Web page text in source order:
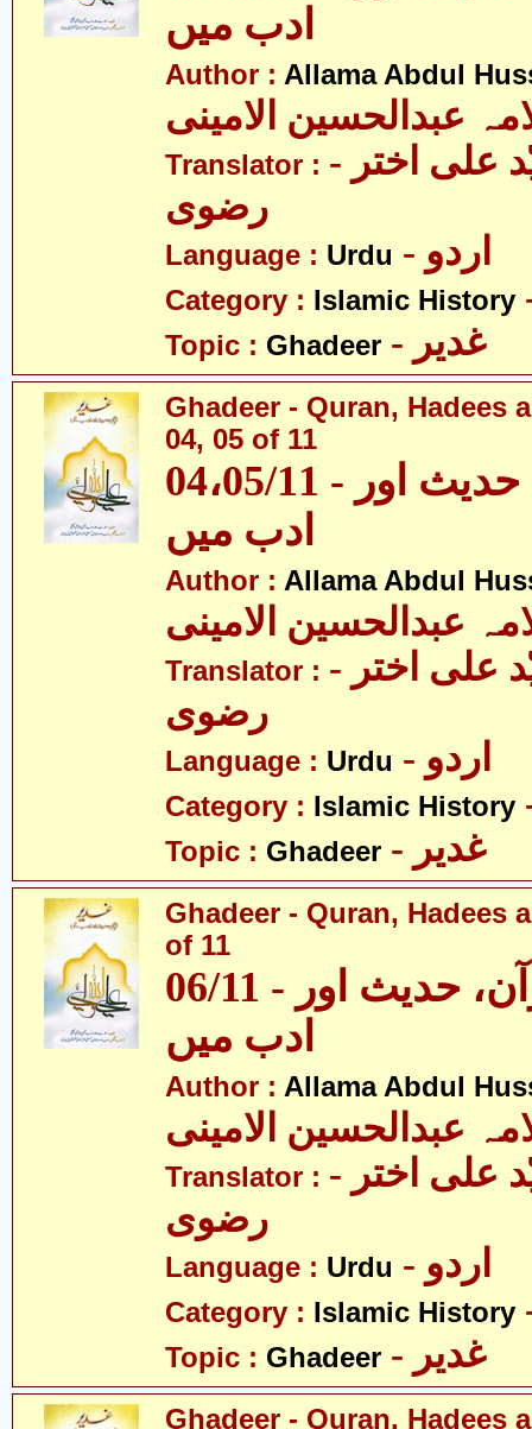
ادب میں
Author : Allama Abdul
عبدالحسین الامینی
Translator : - مولانا سیّد علی اختر
رضوی
Language : Urdu - اردو
Category : Islamic History
Topic : Ghadeer - غدیر
Ghadeer - Quran, Hadees
04, 05 of 11
04،05/11 - غدیر - قرآن، حدیث اور
ادب میں
Author : Allama Abdul
عبدالحسین الامینی
Translator : - مولانا سیّد علی اختر
رضوی
Language : Urdu - اردو
Category : Islamic History
Topic : Ghadeer - غدیر
Ghadeer - Quran, Hadees
of 11
06/11 - غدیر - قرآن، حدیث اور
ادب میں
Author : Allama Abdul
عبدالحسین الامینی
Translator : - مولانا سیّد علی اختر
رضوی
Language : Urdu - اردو
Category : Islamic History
Topic : Ghadeer - غدیر
Ghadeer - Quran, Hadees